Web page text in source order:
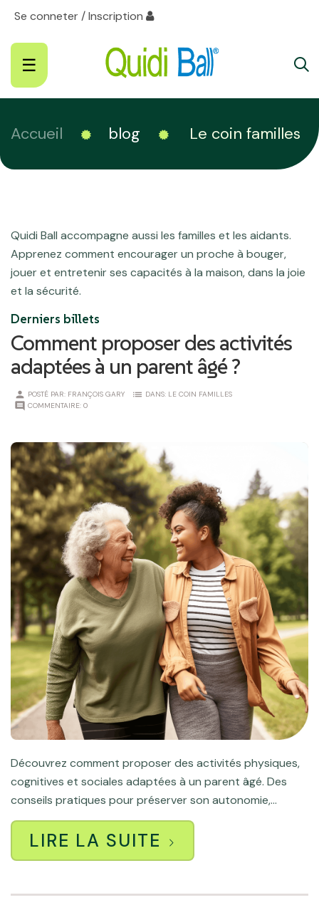
Se conneter / Inscription
Basculer
la
☰
Accueil blog Le coin familles
Quidi Ball accompagne aussi les familles et les aidants.
Apprenez comment encourager un proche à bouger,
jouer et entretenir ses capacités à la maison, dans la joie
et la sécurité.
Derniers billets
Comment proposer des activités
adaptées à un parent âgé ?
person POSTÉ PAR: FRANÇOIS GARY list DANS: LE COIN FAMILLES
comment COMMENTAIRE: 0
Découvrez comment proposer des activités physiques,
cognitives et sociales adaptées à un parent âgé. Des
conseils pratiques pour préserver son autonomie,...
LIRE LA SUITE